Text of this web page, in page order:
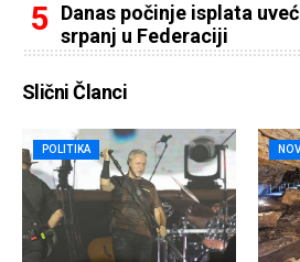
Danas počinje isplata
srpanj u Federaciji
Slični Članci
POLITIKA